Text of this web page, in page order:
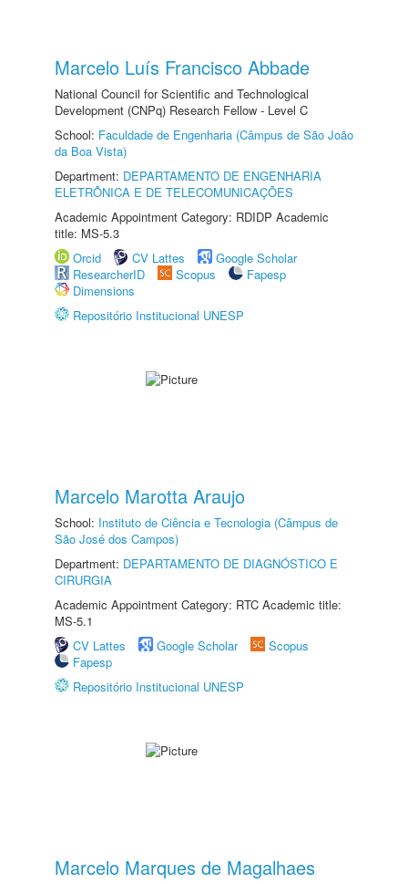
Marcelo Luís Francisco Abbade
National Council for Scientific and Technological
Development (CNPq) Research Fellow - Level C
School: Faculdade de Engenharia (Câmpus de São João
da Boa Vista)
Department: DEPARTAMENTO DE ENGENHARIA
ELETRÔNICA E DE TELECOMUNICAÇÕES
Academic Appointment Category: RDIDP Academic
title: MS-5.3
Orcid
CV Lattes
Google Scholar
ResearcherID
Scopus
Fapesp
Dimensions
Repositório Institucional UNESP
Marcelo Marotta Araujo
School: Instituto de Ciência e Tecnologia (Câmpus de
São José dos Campos)
Department: DEPARTAMENTO DE DIAGNÓSTICO E
CIRURGIA
Academic Appointment Category: RTC Academic title:
MS-5.1
CV Lattes
Google Scholar
Scopus
Fapesp
Repositório Institucional UNESP
Marcelo Marques de Magalhaes